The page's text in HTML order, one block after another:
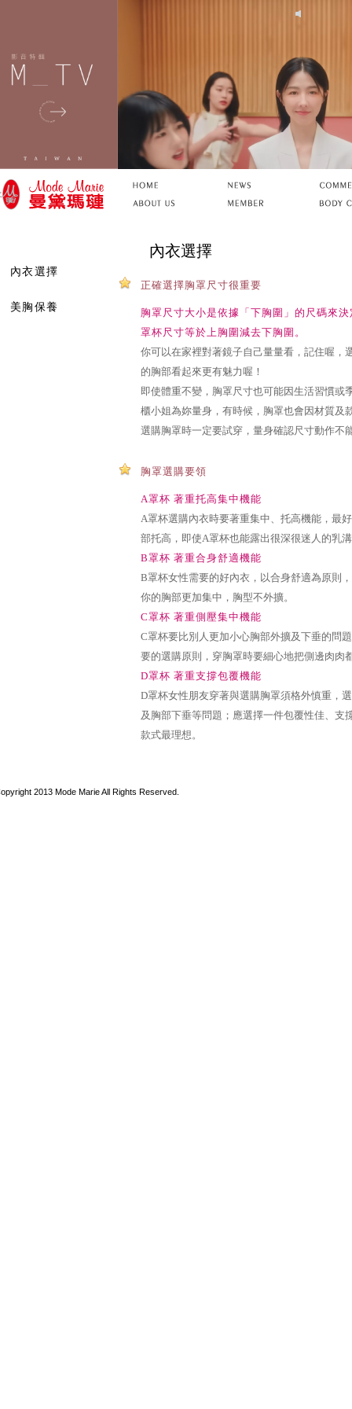
內衣選擇
美胸保養
內衣選擇
正確選擇胸罩尺寸很重要
胸罩尺寸大小是依據「下胸圍」的尺碼來
罩杯尺寸等於上胸圍減去下胸圍。
你可以在家裡對著鏡子自己量量看，記住喔，
的胸部看起來更有魅力喔！
即使體重不變，胸罩尺寸也可能因生活習慣或
櫃小姐為妳量身，有時候，胸罩也會因材質及
選購胸罩時一定要試穿，量身確認尺寸動作不
胸罩選購要領
A罩杯 著重托高集中機能
A罩杯選購內衣時要著重集中、托高機能，最
部托高，即使A罩杯也能露出很深很迷人的乳
B罩杯 著重合身舒適機能
B罩杯女性需要的好內衣，以合身舒適為原則
你的胸部更加集中，胸型不外擴。
C罩杯 著重側壓集中機能
C罩杯要比別人更加小心胸部外擴及下垂的問
要的選購原則，穿胸罩時要細心地把側邊肉肉
D罩杯 著重支撐包覆機能
D罩杯女性朋友穿著與選購胸罩須格外慎重，
及胸部下垂等問題；應選擇一件包覆性佳、支
款式最理想。
2013 Mode Marie All Rights Reserved.